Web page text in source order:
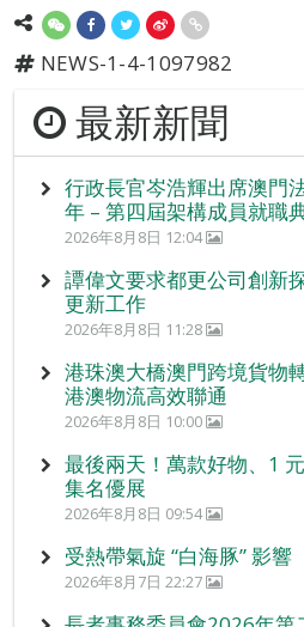
NEWS-1-4-1097982
最新新聞
行政長官岑浩輝出席澳門
年 – 第四屆架構成員就職典
2026年8月8日 12:04
譚偉文要求都更公司創新
更新工作
2026年8月8日 11:28
港珠澳大橋澳門跨境貨物
港澳物流高效聯通
2026年8月8日 10:00
最後兩天！萬款好物、1
集名優展
2026年8月8日 09:54
受熱帶氣旋 “白海豚” 影
2026年8月7日 22:27